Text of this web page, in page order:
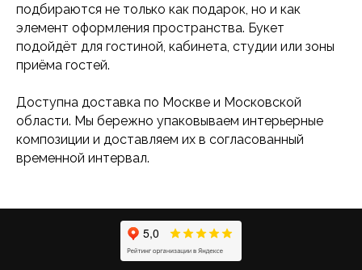
подбираются не только как подарок, но и как
элемент оформления пространства. Букет
подойдёт для гостиной, кабинета, студии или зоны
приёма гостей.
Доступна доставка по Москве и Московской
области. Мы бережно упаковываем интерьерные
композиции и доставляем их в согласованный
временной интервал.